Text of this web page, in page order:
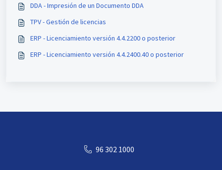
DDA - Impresión de un Documento DDA
TPV - Gestión de licencias
ERP - Licenciamiento versión 4.4.2200 o posterior
ERP - Licenciamiento versión 4.4.2400.40 o posterior
96 302 1000